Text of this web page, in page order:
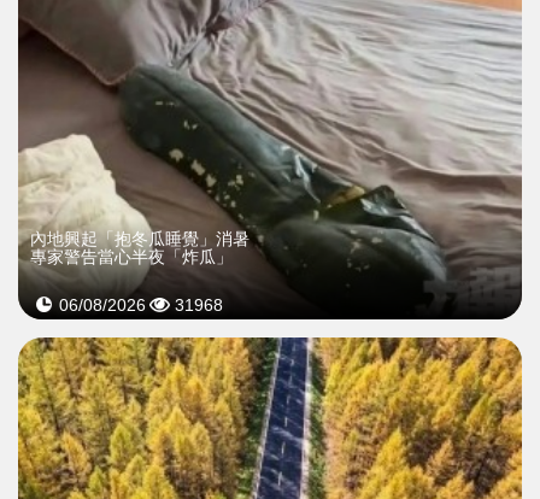
內地興起「抱冬瓜睡覺」消暑
專家警告當心半夜「炸瓜」
06/08/2026 31968